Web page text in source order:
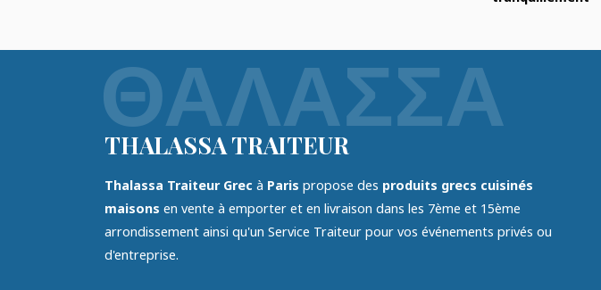
THALASSA TRAITEUR
Thalassa Traiteur Grec à Paris propose des produits grecs cuisinés
maisons en vente à emporter et en livraison dans les 7ème et 15ème
arrondissement ainsi qu'un Service Traiteur pour vos événements privés ou
d'entreprise.